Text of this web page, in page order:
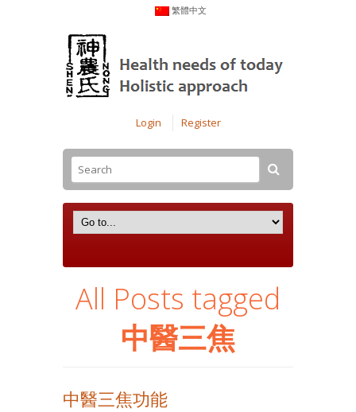
繁體中文
Login Register
All Posts tagged
中醫三焦
中醫三焦功能